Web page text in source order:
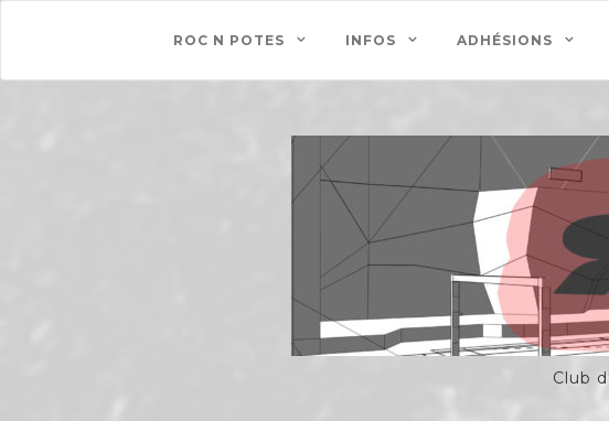
ROC N POTES INFOS ADHÉSIONS
Club